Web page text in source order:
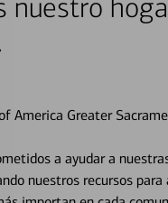
nuestro
America Greater
a ayudar a
nuestros recursos para